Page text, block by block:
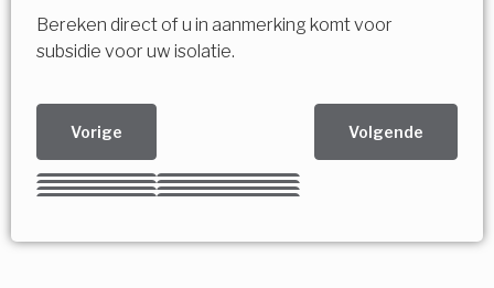
Bereken direct of u in aanmerking komt voor
subsidie voor uw isolatie.
Vorige Volgende
Kies uw Isolatiemaatregel
Meerdere keuzes mogelijk
Vorige Volgende